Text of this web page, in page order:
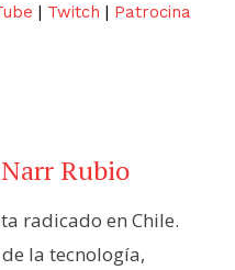
| Twitch | Patrocina
Rubio
radicado en Chile.
la tecnología,